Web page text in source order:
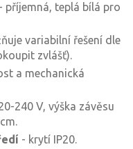
- příjemná, teplá bílá pro
variabilní řešení dle
zvlášť).
a mechanická
240 V, výška závěsu
- krytí IP20.